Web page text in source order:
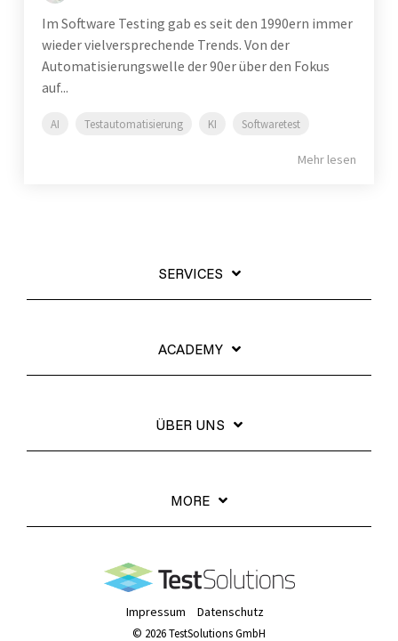
Im Software Testing gab es seit den 1990ern immer
wieder vielversprechende Trends. Von der
Automatisierungswelle der 90er über den Fokus
auf...
AI Testautomatisierung KI Softwaretest
Mehr lesen
SERVICES
ACADEMY
ÜBER UNS
MORE
Impressum Datenschutz
© 2026 TestSolutions GmbH